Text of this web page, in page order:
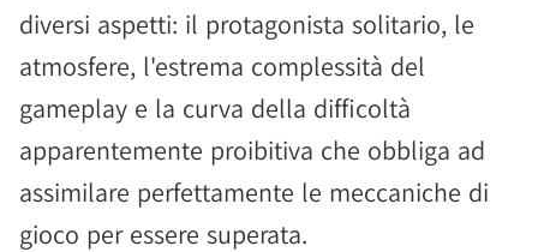
diversi aspetti: il protagonista solitario, le
atmosfere, l'estrema complessità del
gameplay e la curva della difficoltà
apparentemente proibitiva che obbliga ad
assimilare perfettamente le meccaniche di
gioco per essere superata.